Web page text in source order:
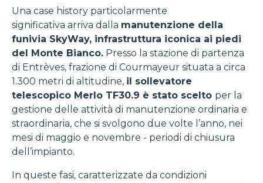
Una case history particolarmente
significativa arriva dalla manutenzione della
funivia SkyWay, infrastruttura iconica ai piedi
del Monte Bianco. Presso la stazione di partenza
di Entrèves, frazione di Courmayeur situata a circa
1.300 metri di altitudine, il sollevatore
telescopico Merlo TF30.9 è stato scelto per la
gestione delle attività di manutenzione ordinaria e
straordinaria, che si svolgono due volte l’anno, nei
mesi di maggio e novembre - periodi di chiusura
dell’impianto.
In queste fasi, caratterizzate da condizioni